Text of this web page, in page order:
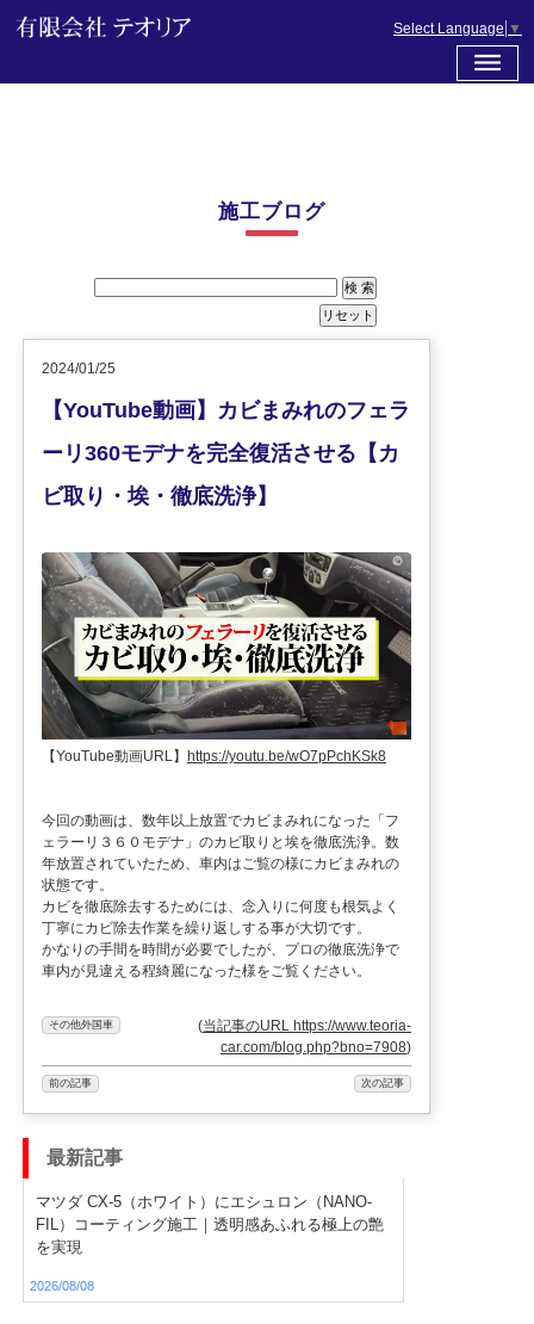
Select Language ▼
施工ブログ
2024/01/25
【YouTube動画】カビまみれのフェラ
ーリ360モデナを完全復活させる【カ
ビ取り・埃・徹底洗浄】
【YouTube動画URL】 https://youtu.be/wO7pPchKSk8
今回の動画は、数年以上放置でカビまみれになった「フ
ェラーリ３６０モデナ」のカビ取りと埃を徹底洗浄。数
年放置されていたため、車内はご覧の様にカビまみれの
状態です。
カビを徹底除去するためには、念入りに何度も根気よく
丁寧にカビ除去作業を繰り返しする事が大切です。
かなりの手間を時間が必要でしたが、プロの徹底洗浄で
車内が見違える程綺麗になった様をご覧ください。
その他外国車 (当記事のURL https://www.teoria-
car.com/blog.php?bno=7908)
前の記事 次の記事
最新記事
マツダ CX-5（ホワイト）にエシュロン（NANO-
FIL）コーティング施工｜透明感あふれる極上の艶
を実現
2026/08/08